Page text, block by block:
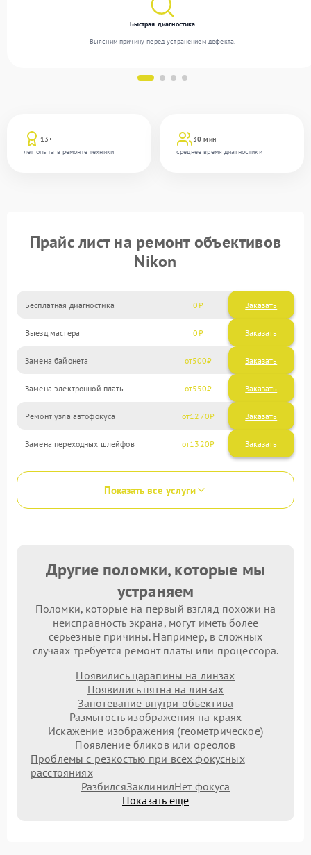
13+
лет опыта в ремонте техники
30 мин
среднее время диагностики
Быстрая диагностика
Выясним причину перед устранением дефекта.
Прайс лист на ремонт объективов
Nikon
Бесплатная диагностика 0 Заказать
Выезд мастера 0 Заказать
Замена байонета 500
Замена электронной платы 550
Ремонт узла автофокуса 1270
Замена переходных шлейфов 1320
Показать все услуги
Другие поломки, которые мы
устраняем
Поломки, которые на первый взгляд похожи на
неисправность экрана, могут иметь более
серьезные причины. Например, в сложных
случаях требуется ремонт платы или процессора.
Появились царапины на линзах
Появились пятна на линзах
Запотевание внутри объектива
Размытость изображения на краях
Искажение изображения (геометрическое)
Появление бликов или ореолов
Проблемы с резкостью при всех фокусных
расстояниях
РазбилсяЗаклинилНет фокуса
Показать еще